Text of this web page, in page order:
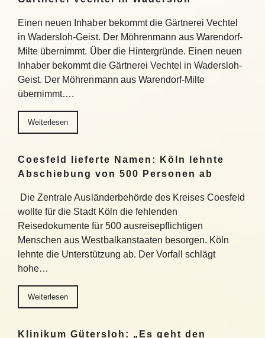
Einen neuen Inhaber bekommt die Gärtnerei Vechtel
in Wadersloh-Geist. Der Möhrenmann aus Warendorf-
Milte übernimmt. Über die Hintergründe. Einen neuen
Inhaber bekommt die Gärtnerei Vechtel in Wadersloh-
Geist. Der Möhrenmann aus Warendorf-Milte
übernimmt….
Weiterlesen
Coesfeld lieferte Namen: Köln lehnte
Abschiebung von 500 Personen ab
Die Zentrale Ausländerbehörde des Kreises Coesfeld
wollte für die Stadt Köln die fehlenden
Reisedokumente für 500 ausreisepflichtigen
Menschen aus Westbalkanstaaten besorgen. Köln
lehnte die Unterstützung ab. Der Vorfall schlägt
hohe…
Weiterlesen
Klinikum Gütersloh: „Es geht den